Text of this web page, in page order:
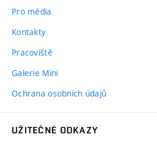
Pro média
Kontakty
Pracoviště
Galerie Mini
Ochrana osobních údajů
UŽITEČNÉ ODKAZY